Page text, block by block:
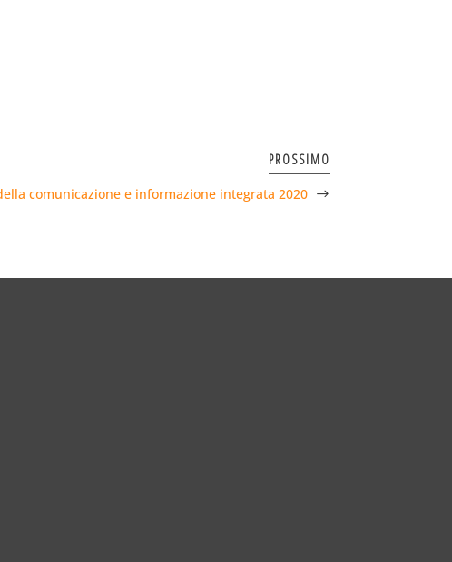
PROSSIMO
comunicazione e informazione integrata 2020